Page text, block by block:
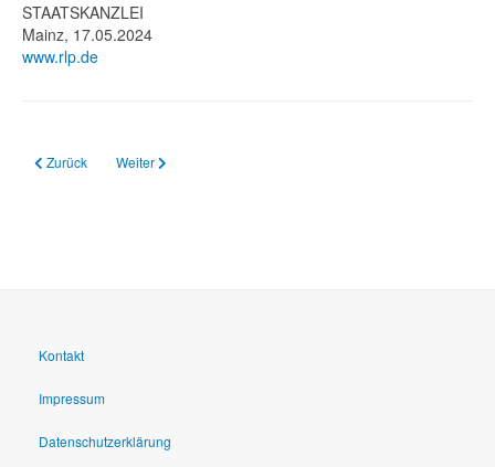
STAATSKANZLEI
Mainz, 17.05.2024
www.rlp.de
Vorheriger Beitrag: 20.06.2024 Vorstellung des Nationalen Bildungsberichts
Zurück Nächster Beitrag: 13.06.2024 Betriebsbesichtigung - to - Go #3
Weiter
Kontakt
Impressum
Datenschutzerklärung